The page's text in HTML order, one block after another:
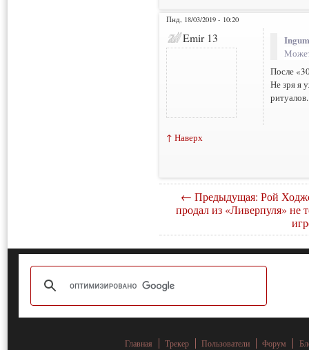
Пнд, 18/03/2019 - 10:20
Emir 13
После
Не зря я
ритуалов.
↑ Наверх
← Предыдущая: Рой
продал из «Ливерпуля» не
Главная Трекер Пользователи Форум